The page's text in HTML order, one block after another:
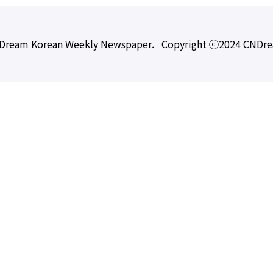
Korean Weekly Newspaper. Copyright ⓒ2024